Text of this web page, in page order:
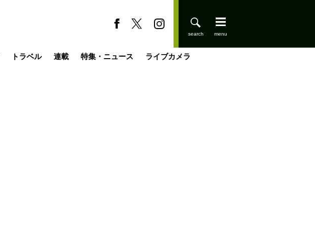
トラベル 連載 特集・ニュース ライブカメラ